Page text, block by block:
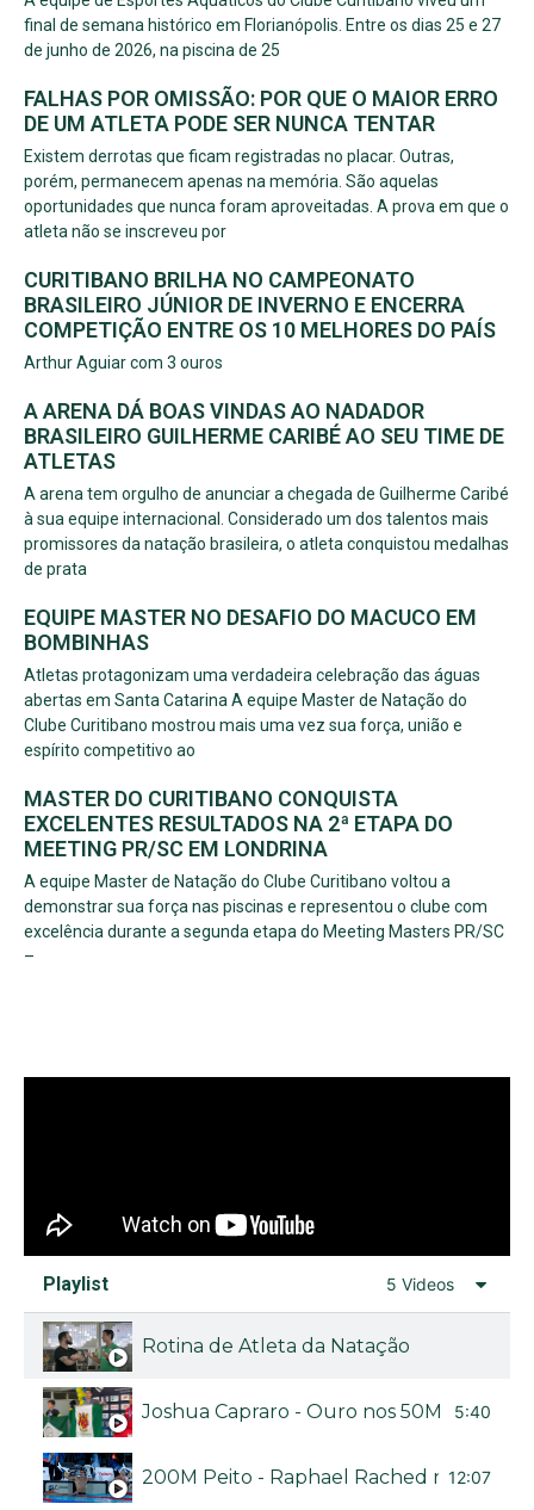
final de semana histórico em Florianópolis. Entre os dias 25 e 27
de junho de 2026, na piscina de 25
FALHAS POR OMISSÃO: POR QUE O MAIOR ERRO
DE UM ATLETA PODE SER NUNCA TENTAR
Existem derrotas que ficam registradas no placar. Outras,
porém, permanecem apenas na memória. São aquelas
oportunidades que nunca foram aproveitadas. A prova em que o
atleta não se inscreveu por
CURITIBANO BRILHA NO CAMPEONATO
BRASILEIRO JÚNIOR DE INVERNO E ENCERRA
COMPETIÇÃO ENTRE OS 10 MELHORES DO PAÍS
Arthur Aguiar com 3 ouros
A ARENA DÁ BOAS VINDAS AO NADADOR
BRASILEIRO GUILHERME CARIBÉ AO SEU TIME DE
ATLETAS
A arena tem orgulho de anunciar a chegada de Guilherme Caribé
à sua equipe internacional. Considerado um dos talentos mais
promissores da natação brasileira, o atleta conquistou medalhas
de prata
EQUIPE MASTER NO DESAFIO DO MACUCO EM
BOMBINHAS
Atletas protagonizam uma verdadeira celebração das águas
abertas em Santa Catarina A equipe Master de Natação do
Clube Curitibano mostrou mais uma vez sua força, união e
espírito competitivo ao
MASTER DO CURITIBANO CONQUISTA
EXCELENTES RESULTADOS NA 2ª ETAPA DO
MEETING PR/SC EM LONDRINA
A equipe Master de Natação do Clube Curitibano voltou a
demonstrar sua força nas piscinas e representou o clube com
excelência durante a segunda etapa do Meeting Masters PR/SC
–
Playlist 5 Videos
Rotina de Atleta da Natação
Joshua Capraro - Ouro nos 50M livre no
5:40
200M Peito - Raphael Rached no Troféu
12:07